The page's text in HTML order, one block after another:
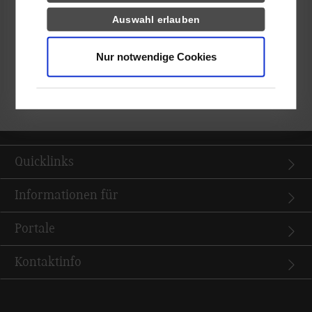
Auswahl erlauben
Nur notwendige Cookies
wieder spannende Diskussionen über die kulturellen
Unterschiede zwischen Großbritannien und Deutschland:
Deutschland übliche Händeschütteln unterscheiden sich
mitunter sehr. So fragte Jessica nach der letzten Discussion
Quicklinks
Informationen für
Portale
Kontaktinfo